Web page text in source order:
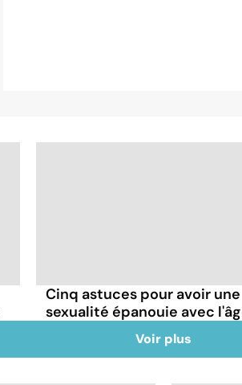
Cinq astuces pour avoir une
sexualité épanouie avec
Voir plus